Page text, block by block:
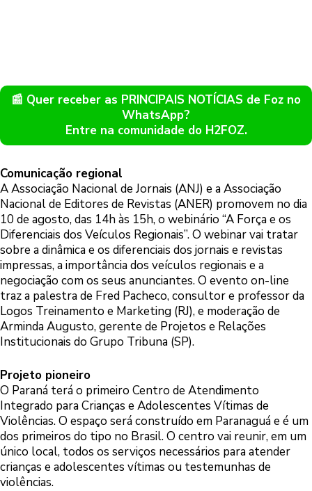
📰 Quer receber as PRINCIPAIS NOTÍCIAS de Foz no
WhatsApp?
Entre na comunidade do H2FOZ.
Comunicação regional
A Associação Nacional de Jornais (ANJ) e a Associação
Nacional de Editores de Revistas (ANER) promovem no dia
10 de agosto, das 14h às 15h, o webinário “A Força e os
Diferenciais dos Veículos Regionais”. O webinar vai tratar
sobre a dinâmica e os diferenciais dos jornais e revistas
impressas, a importância dos veículos regionais e a
negociação com os seus anunciantes. O evento on-line
traz a palestra de Fred Pacheco, consultor e professor da
Logos Treinamento e Marketing (RJ), e moderação de
Arminda Augusto, gerente de Projetos e Relações
Institucionais do Grupo Tribuna (SP).
Projeto pioneiro
O Paraná terá o primeiro Centro de Atendimento
Integrado para Crianças e Adolescentes Vítimas de
Violências. O espaço será construído em Paranaguá e é um
dos primeiros do tipo no Brasil. O centro vai reunir, em um
único local, todos os serviços necessários para atender
crianças e adolescentes vítimas ou testemunhas de
violências.